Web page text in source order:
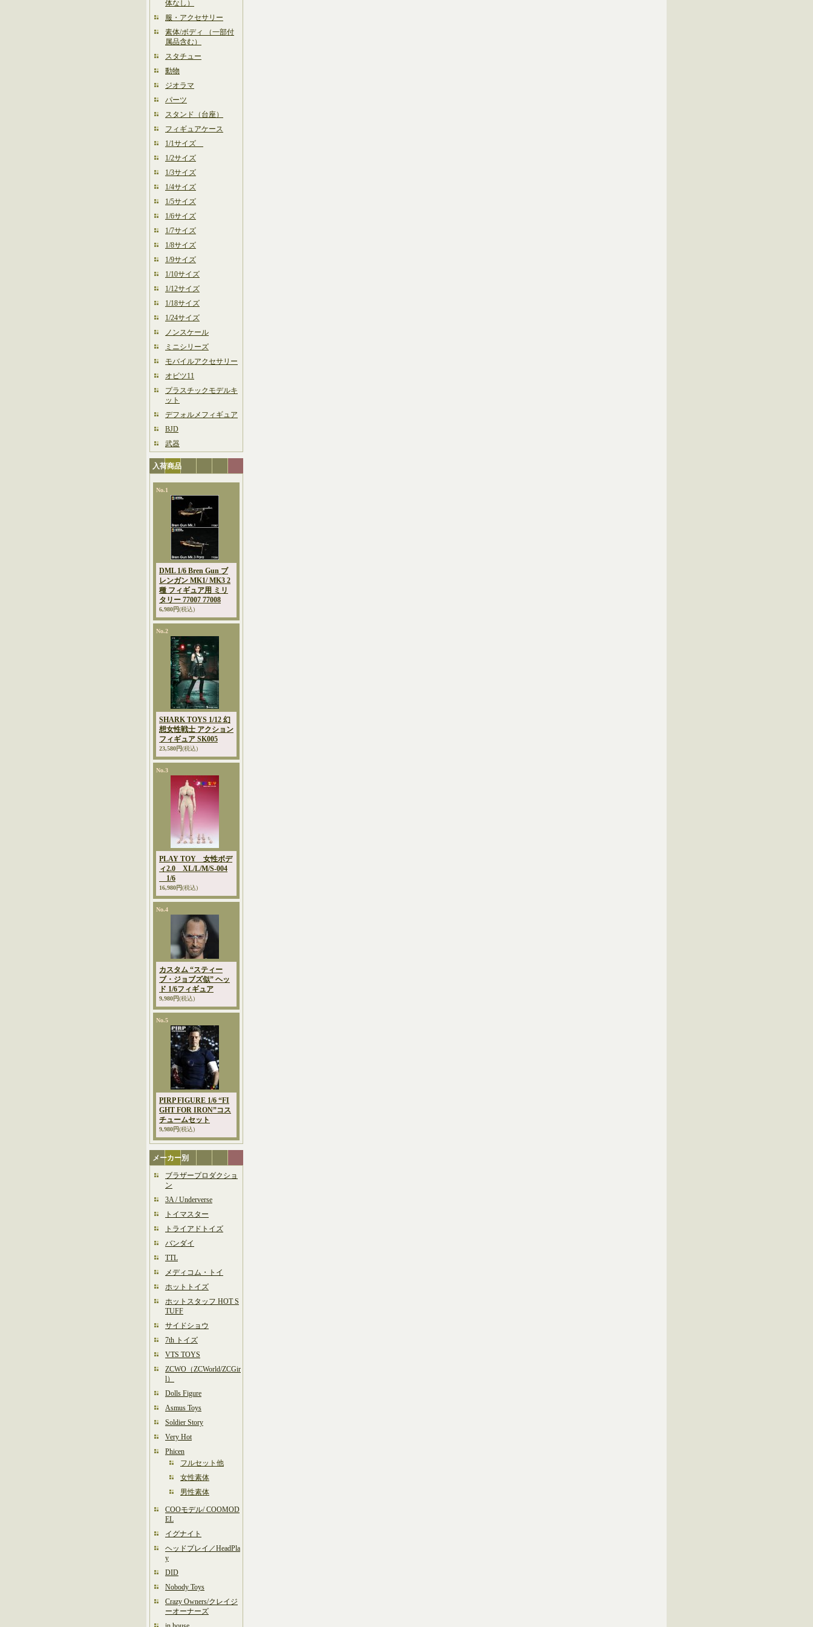
体なし）
服・アクセサリー
素体/ボディ （一部付
属品含む）
スタチュー
動物
ジオラマ
パーツ
スタンド（台座）
フィギュアケース
1/1サイズ
1/2サイズ
1/3サイズ
1/4サイズ
1/5サイズ
1/6サイズ
1/7サイズ
1/8サイズ
1/9サイズ
1/10サイズ
1/12サイズ
1/18サイズ
1/24サイズ
ノンスケール
ミニシリーズ
モバイルアクセサリー
オビツ11
プラスチックモデルキ
ット
デフォルメフィギュア
BJD
武器
入荷商品
No.1
DML 1/6 Bren Gun ブ
レンガン MK1/ MK3 2
種 フィギュア用 ミリ
タリー 77007 77008
6,980円(税込)
No.2
SHARK TOYS 1/12 幻
想女性戦士 アクション
フィギュア SK005
23,580円(税込)
No.3
PLAY TOY 女性ボデ
ィ2.0 XL/L/M/S-004
1/6
16,980円(税込)
No.4
カスタム “スティー
ブ・ジョブズ似” ヘッ
ド 1/6フィギュア
9,980円(税込)
No.5
PIRP FIGURE 1/6 “FI
GHT FOR IRON”コス
チュームセット
9,980円(税込)
メーカー別
ブラザープロダクショ
ン
3A / Underverse
トイマスター
トライアドトイズ
バンダイ
TTL
メディコム・トイ
ホットトイズ
ホットスタッフ HOT S
TUFF
サイドショウ
7th トイズ
VTS TOYS
ZCWO（ZCWorld/ZCGir
l）
Dolls Figure
Asmus Toys
Soldier Story
Very Hot
Phicen
フルセット他
女性素体
男性素体
COOモデル/ COOMOD
EL
イグナイト
ヘッドプレイ／HeadPla
y
DID
Nobody Toys
Crazy Owners/クレイジ
ーオーナーズ